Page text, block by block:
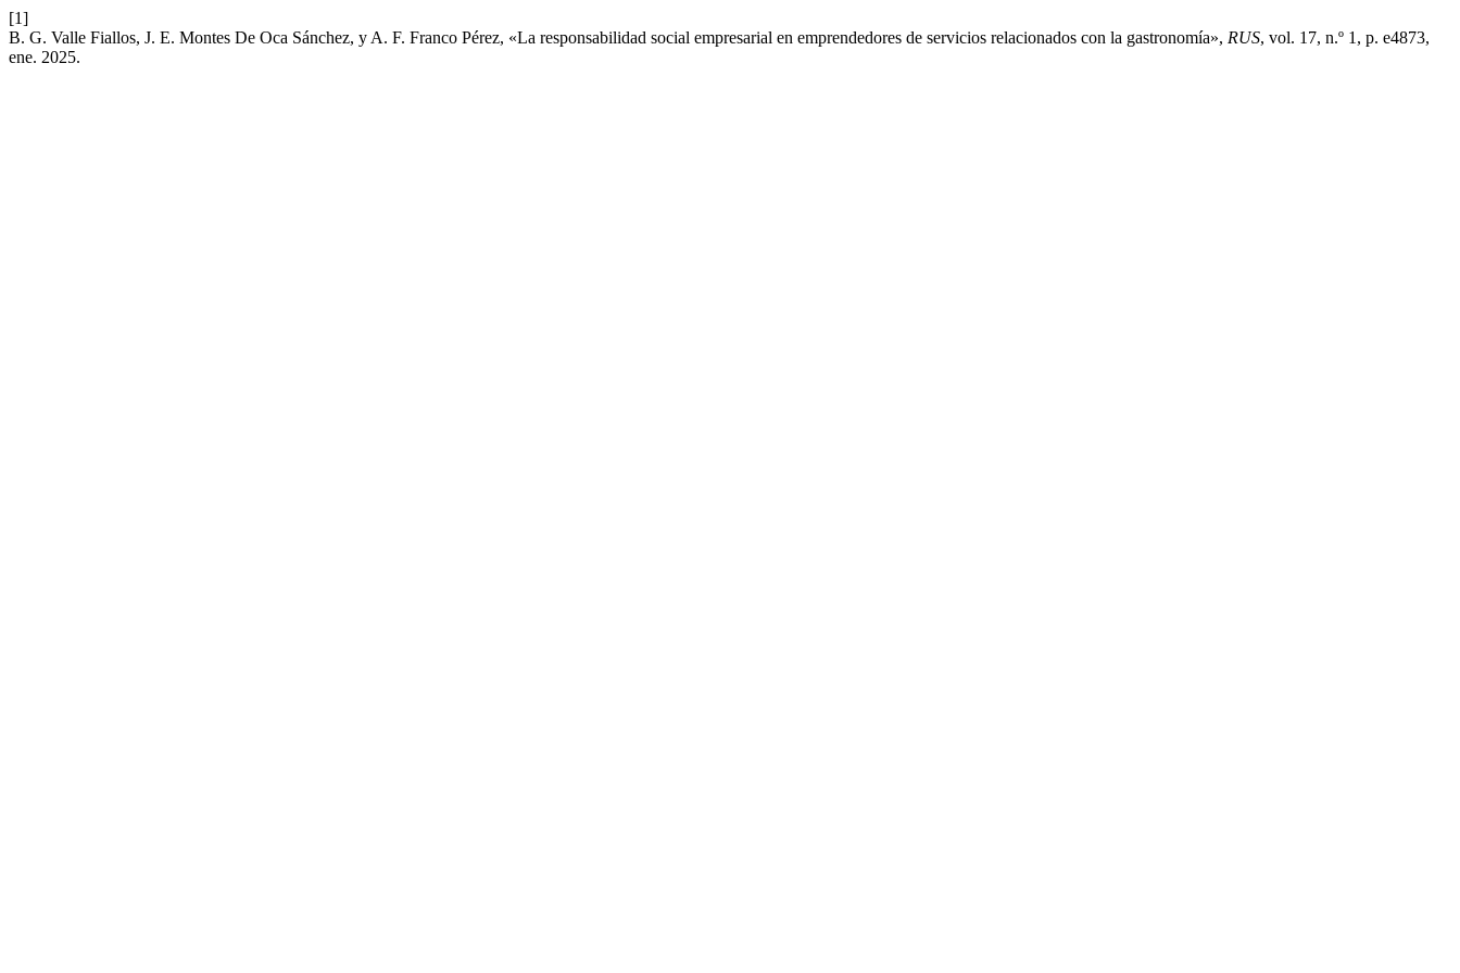
[1]
B. G. Valle Fiallos, J. E. Montes De Oca Sánchez, y A. F. Franco Pérez, «La responsabilidad social empresarial en emprendedores de servicios relacionados con la gastronomía», RUS, vol. 17, n.º 1, p. e4873,
ene. 2025.